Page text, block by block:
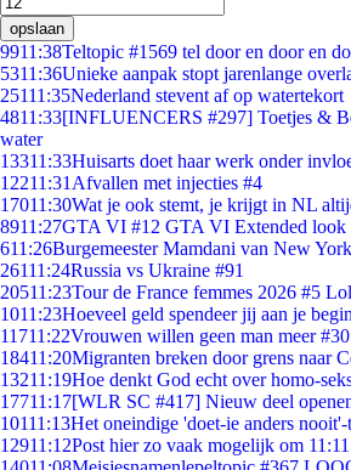
opslaan
9911:38Teltopic #1569 tel door en door en
5311:36Unieke aanpak stopt jarenlange
25111:35Nederland stevent af op watertekort
4811:33[INFLUENCERS #297] Toetjes &
water
13311:33Huisarts doet haar werk onder
12211:31 Afvallen met injecties #4
17011:30Wat je ook stemt, je krijgt in NL
8911:27GTA VI #12 GTA VI Extended
611:26Burgemeester Mamdani van New York
26111:24Russia vs Ukraine #91
20511:23Tour de France femmes 2026 #5
1011:23Hoeveel geld spendeer jij aan je
11711:22Vrouwen willen geen man meer #30
18411:20Migranten breken door grens naar
13211:19Hoe denkt God echt over homo-
17711:17[WLR SC #417] Nieuw deel
10111:13Het oneindige 'doet-ie anders
12911:12Post hier zo vaak mogelijk om